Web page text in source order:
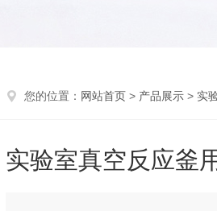
您的位置： 网站首页 > 产品展示 > 实
实验室真空反应釜